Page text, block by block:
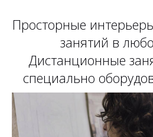
Просторные
занятий в
Дистанционные
специально